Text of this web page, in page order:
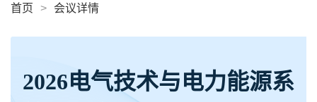
首页 > 会议详情
2026电气技术与电力能源系